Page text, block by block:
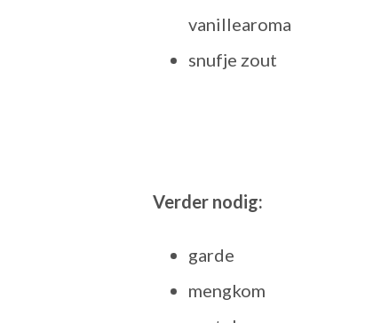
vanillearoma
snufje zout
Verder nodig:
garde
mengkom